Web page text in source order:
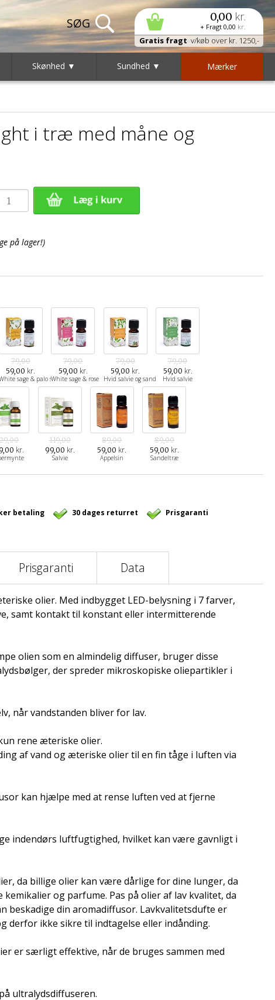
0,00 kr.
+ Fragt 0,00 kr.
Gratis fragt v/køb over kr. 1250,-
Skønhed ▼ Sundhed ▼ Mærker
i træ med måne og
på lager!)
79,00
59,00 kr.
sage & palo santo
79,00
59,00 kr.
White sage & rose
79,00
59,00 kr.
Hvid salvie og sandeltræ
79,00
59,00 kr.
Hvid salvie
kr.
119,00
99,00 kr.
Salvie
89,00
59,00 kr.
Appelsin
89,00
59,00 kr.
Sandeltræ
betaling 30 dages returret Prisgaranti
Prisgaranti Data
olier. Med indbygget LED-belysning i 7 farver,
samt kontakt til konstant eller intermitterende
olien som en almindelig diffuser, bruger disse
der spreder mikroskopiske oliepartikler i
når vandstanden bliver for lav.
rene æteriske olier.
af vand og æteriske olier til en fin tåge i luften via
kan hjælpe med at rense luften ved at fjerne
indendørs luftfugtighed, hvilket kan være gavnligt i
da billige olier kan være dårlige for dine lunger, da
og parfume. Pas på olier af lav kvalitet, da
beskadige din aromadiffusor. Lavkvalitetsdufte er
derfor ikke sikre til indtagelse eller indånding.
er særligt effektive, når de bruges sammen med
ultralydsdiffuseren.